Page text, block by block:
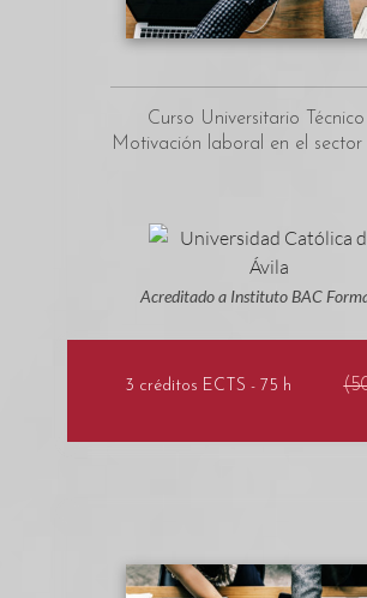
Curso Universitario
Motivación laboral en el sector
Acreditado a Instituto BAC
3 créditos ECTS - 75 h